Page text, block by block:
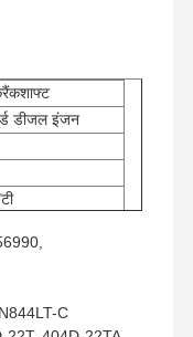
डीजल इंजन
C